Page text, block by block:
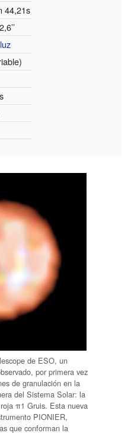
44,21s
de ESO, un
por primera vez
de granulación en la
del Sistema Solar: la
π1 Gruis. Esta nueva
PIONIER,
que conforman la